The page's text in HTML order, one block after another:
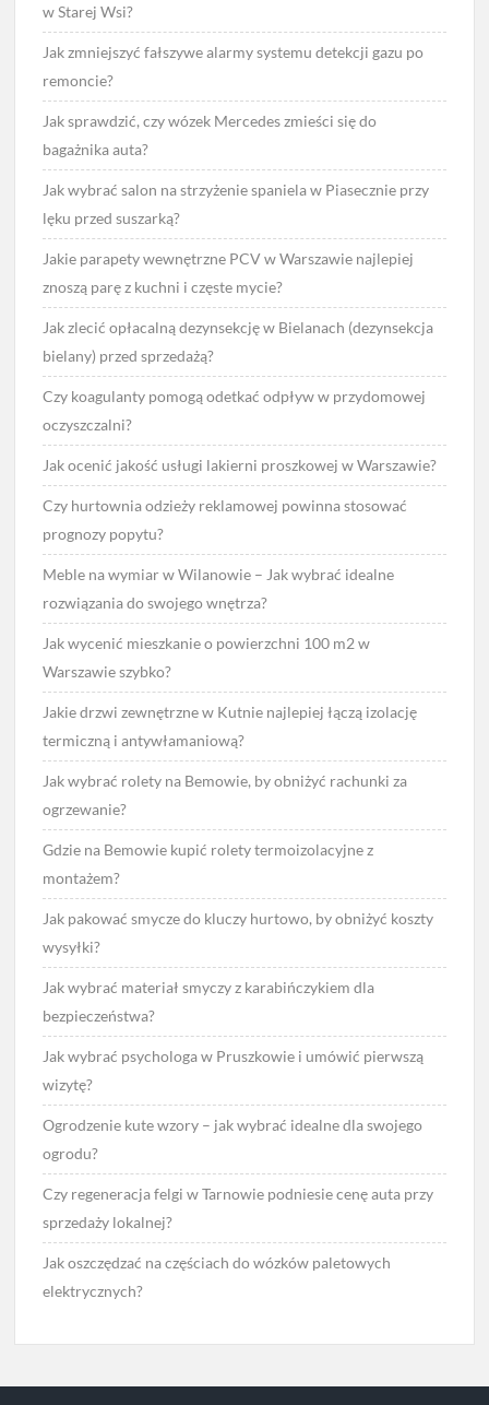
w Starej Wsi?
Jak zmniejszyć fałszywe alarmy systemu detekcji gazu po
remoncie?
Jak sprawdzić, czy wózek Mercedes zmieści się do
bagażnika auta?
Jak wybrać salon na strzyżenie spaniela w Piasecznie przy
lęku przed suszarką?
Jakie parapety wewnętrzne PCV w Warszawie najlepiej
znoszą parę z kuchni i częste mycie?
Jak zlecić opłacalną dezynsekcję w Bielanach (dezynsekcja
bielany) przed sprzedażą?
Czy koagulanty pomogą odetkać odpływ w przydomowej
oczyszczalni?
Jak ocenić jakość usługi lakierni proszkowej w Warszawie?
Czy hurtownia odzieży reklamowej powinna stosować
prognozy popytu?
Meble na wymiar w Wilanowie – Jak wybrać idealne
rozwiązania do swojego wnętrza?
Jak wycenić mieszkanie o powierzchni 100 m2 w
Warszawie szybko?
Jakie drzwi zewnętrzne w Kutnie najlepiej łączą izolację
termiczną i antywłamaniową?
Jak wybrać rolety na Bemowie, by obniżyć rachunki za
ogrzewanie?
Gdzie na Bemowie kupić rolety termoizolacyjne z
montażem?
Jak pakować smycze do kluczy hurtowo, by obniżyć koszty
wysyłki?
Jak wybrać materiał smyczy z karabińczykiem dla
bezpieczeństwa?
Jak wybrać psychologa w Pruszkowie i umówić pierwszą
wizytę?
Ogrodzenie kute wzory – jak wybrać idealne dla swojego
ogrodu?
Czy regeneracja felgi w Tarnowie podniesie cenę auta przy
sprzedaży lokalnej?
Jak oszczędzać na częściach do wózków paletowych
elektrycznych?